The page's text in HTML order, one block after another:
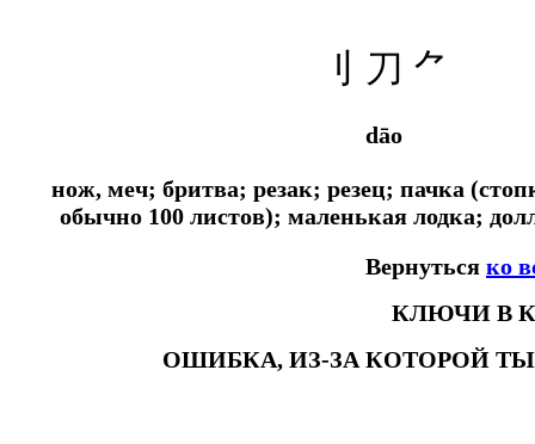
刂 刀 ⺈
dāo
нож, меч; бритва; резак; резец; пачка
обычно 100 листов); маленькая лодка;
Вернуться ко
КЛЮЧИ В
ОШИБКА, ИЗ-ЗА КОТОРОЙ